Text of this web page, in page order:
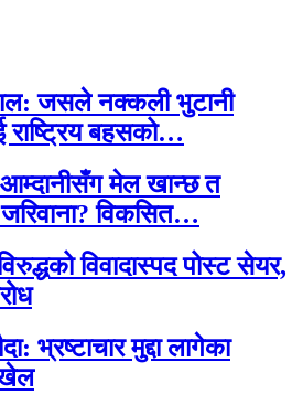
जसले नक्कली भुटानी
राष्ट्रिय बहसको…
मेल खान्छ त
विकसित…
विवादास्पद पोस्ट सेयर,
भ्रष्टाचार मुद्दा लागेका
खेल